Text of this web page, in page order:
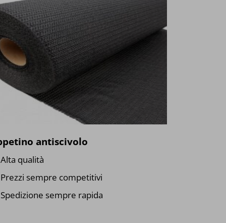
antiscivolo
Alta qualità
Prezzi sempre competitivi
Spedizione sempre rapida